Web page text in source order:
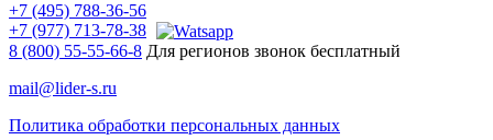
+7 (495) 788-36-56
+7 (977) 713-78-38
8 (800) 55-55-66-8 Для регионов звонок бесплатный
mail@lider-s.ru
Политика обработки персональных данных